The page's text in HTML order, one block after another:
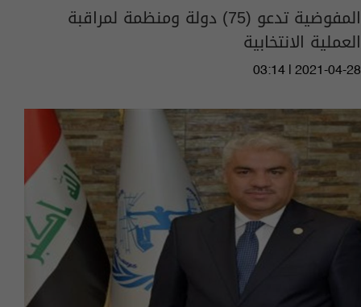
المفوضية تدعو (75) دولة ومنظمة لمراقبة
العملية الانتخابية
03:14 | 2021-04-28